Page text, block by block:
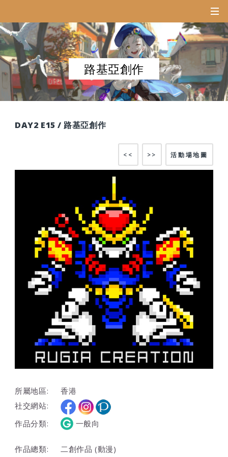
路基亞創作
DAY2 E15 / 路基亞創作
活動場地圖
>>
<<
所屬地區:
香港
社交網站:
作品分類:
一般向
作品總類: 二創作品 (動漫)